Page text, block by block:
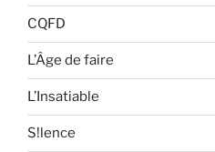
CQFD
L’Âge de faire
L’Insatiable
S!lence